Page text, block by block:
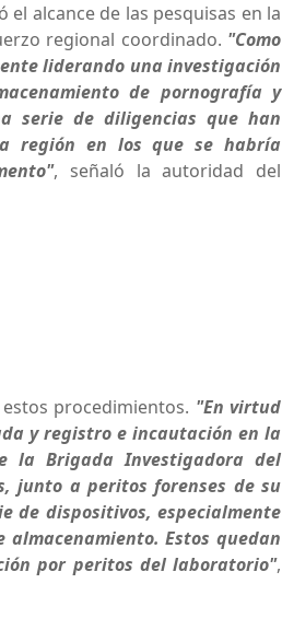
alcance de las pesquisas en la
regional coordinado. "Como
liderando una investigación
de pornografía y
serie de diligencias que han
región en los que se habría
, señaló la autoridad del
procedimientos. "En virtud
y registro e incautación en la
la Brigada Investigadora del
junto a peritos forenses de su
de dispositivos, especialmente
Estos quedan
por peritos del laboratorio",